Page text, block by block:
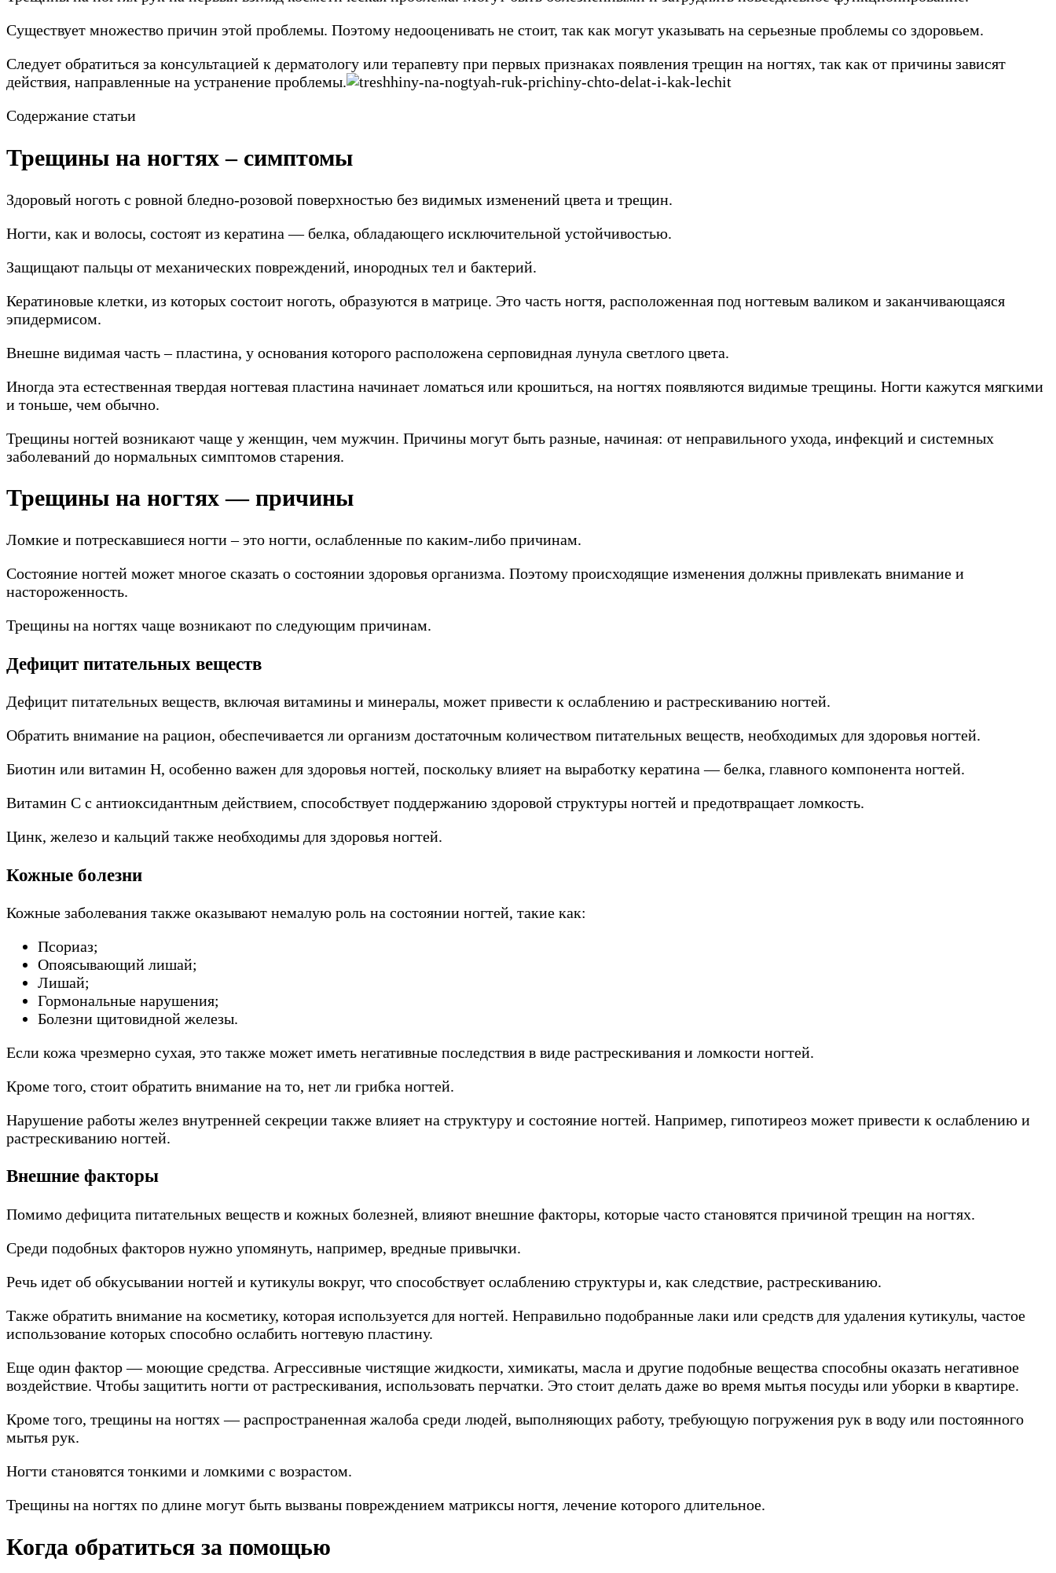
Существует множество причин этой проблемы. Поэтому недооценивать не стоит, так как могут указывать на серьезные проблемы со здоровьем.
Следует обратиться за консультацией к дерматологу или терапевту при первых признаках появления трещин на ногтях, так как от причины зависят
действия, направленные на устранение проблемы.
Содержание статьи
Трещины на ногтях – симптомы
Здоровый ноготь с ровной бледно-розовой поверхностью без видимых изменений цвета и трещин.
Ногти, как и волосы, состоят из кератина — белка, обладающего исключительной устойчивостью.
Защищают пальцы от механических повреждений, инородных тел и бактерий.
Кератиновые клетки, из которых состоит ноготь, образуются в матрице. Это часть ногтя, расположенная под ногтевым валиком и заканчивающаяся
эпидермисом.
Внешне видимая часть – пластина, у основания которого расположена серповидная лунула светлого цвета.
Иногда эта естественная твердая ногтевая пластина начинает ломаться или крошиться, на ногтях появляются видимые трещины. Ногти кажутся мягкими
и тоньше, чем обычно.
Трещины ногтей возникают чаще у женщин, чем мужчин. Причины могут быть разные, начиная: от неправильного ухода, инфекций и системных
заболеваний до нормальных симптомов старения.
Трещины на ногтях — причины
Ломкие и потрескавшиеся ногти – это ногти, ослабленные по каким-либо причинам.
Состояние ногтей может многое сказать о состоянии здоровья организма. Поэтому происходящие изменения должны привлекать внимание и
настороженность.
Трещины на ногтях чаще возникают по следующим причинам.
Дефицит питательных веществ
Дефицит питательных веществ, включая витамины и минералы, может привести к ослаблению и растрескиванию ногтей.
Обратить внимание на рацион, обеспечивается ли организм достаточным количеством питательных веществ, необходимых для здоровья ногтей.
Биотин или витамин H, особенно важен для здоровья ногтей, поскольку влияет на выработку кератина — белка, главного компонента ногтей.
Витамин С с антиоксидантным действием, способствует поддержанию здоровой структуры ногтей и предотвращает ломкость.
Цинк, железо и кальций также необходимы для здоровья ногтей.
Кожные болезни
Кожные заболевания также оказывают немалую роль на состоянии ногтей, такие как:
Псориаз;
Опоясывающий лишай;
Лишай;
Гормональные нарушения;
Болезни щитовидной железы.
Если кожа чрезмерно сухая, это также может иметь негативные последствия в виде растрескивания и ломкости ногтей.
Кроме того, стоит обратить внимание на то, нет ли грибка ногтей.
Нарушение работы желез внутренней секреции также влияет на структуру и состояние ногтей. Например, гипотиреоз может привести к ослаблению и
растрескиванию ногтей.
Внешние факторы
Помимо дефицита питательных веществ и кожных болезней, влияют внешние факторы, которые часто становятся причиной трещин на ногтях.
Среди подобных факторов нужно упомянуть, например, вредные привычки.
Речь идет об обкусывании ногтей и кутикулы вокруг, что способствует ослаблению структуры и, как следствие, растрескиванию.
Также обратить внимание на косметику, которая используется для ногтей. Неправильно подобранные лаки или средств для удаления кутикулы, частое
использование которых способно ослабить ногтевую пластину.
Еще один фактор — моющие средства. Агрессивные чистящие жидкости, химикаты, масла и другие подобные вещества способны оказать негативное
воздействие. Чтобы защитить ногти от растрескивания, использовать перчатки. Это стоит делать даже во время мытья посуды или уборки в квартире.
Кроме того, трещины на ногтях — распространенная жалоба среди людей, выполняющих работу, требующую погружения рук в воду или постоянного
мытья рук.
Ногти становятся тонкими и ломкими с возрастом.
Трещины на ногтях по длине могут быть вызваны повреждением матриксы ногтя, лечение которого длительное.
Когда обратиться за помощью